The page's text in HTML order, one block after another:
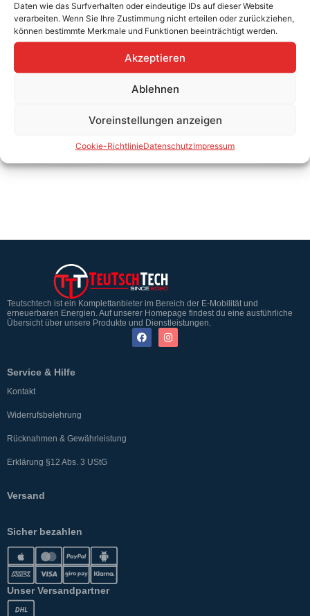
Daten wie das Surfverhalten oder eindeutige IDs auf dieser Website
verarbeiten. Wenn Sie Ihre Zustimmung nicht erteilen oder zurückziehen,
können bestimmte Merkmale und Funktionen beeinträchtigt werden.
Akzeptieren
Ablehnen
Voreinstellungen anzeigen
Cookie-RichtlinieDatenschutzImpressum
WhatsApp
Komponentendatenbank findest
Teutschtech ist ein Komplettanbieter im Bereich der E-Mobilität und
erneuerbaren Energien. Auf unserer Homepage findest du eine ausführliche
Übersicht über unsere Produkte und Dienstleistungen.
Service & Hilfe
Kontakt
Widerrufsbelehrung
Rücknahmen & Gewährleistung
Erklärung §12 Abs. 3 UStG
Versand
Sicher bezahlen
Unser Versandpartner